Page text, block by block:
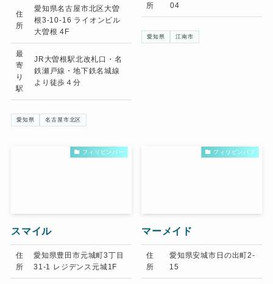
住
所
愛知県名古屋市北区大曽
根3-10-16 ライオンビル
大曽根 4F
最
寄
り
駅
JR大曽根駅北改札口・名
鉄瀬戸線・地下鉄名城線
より徒歩４分
愛知県 名古屋市北区
所
04
愛知県 江南市
フィリピンバー
スマイル
住
所
愛知県豊田市元城町3丁目
31-1 レジデンス元城1F
フィリピンパブ
マーメイド
住
所
愛知県安城市日の出町2-
15